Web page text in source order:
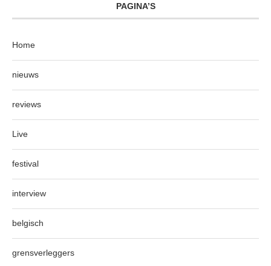
PAGINA’S
Home
nieuws
reviews
Live
festival
interview
belgisch
grensverleggers